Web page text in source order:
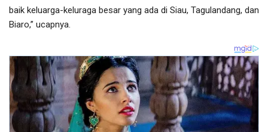
baik keluarga-keluraga besar yang ada di Siau, Tagulandang, dan
Biaro,” ucapnya.